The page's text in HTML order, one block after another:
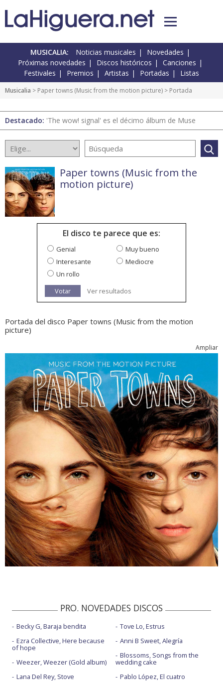
MUSICALIA: Noticias musicales
Novedades
Próximas novedades
Discos históricos
Canciones
Festivales
Premios Artistas Portadas Listas
Musicalia > Paper towns (Music from the motion picture) > Portada
Destacado: 'The wow! signal' es el décimo álbum de Muse
Paper towns (Music from the
motion picture)
El disco te parece que es:
Genial
Muy bueno
Interesante
Mediocre
Un rollo
Votar
Ver resultados
Portada del disco Paper towns (Music from the motion
picture)
Ampliar
PRO. NOVEDADES DISCOS
Becky G, Baraja bendita
Ezra Collective, Here because
of hope
Weezer, Weezer (Gold album)
Lana Del Rey, Stove
Tove Lo, Estrus
Anni B Sweet, Alegría
Blossoms, Songs from the
wedding cake
Pablo López, El cuatro